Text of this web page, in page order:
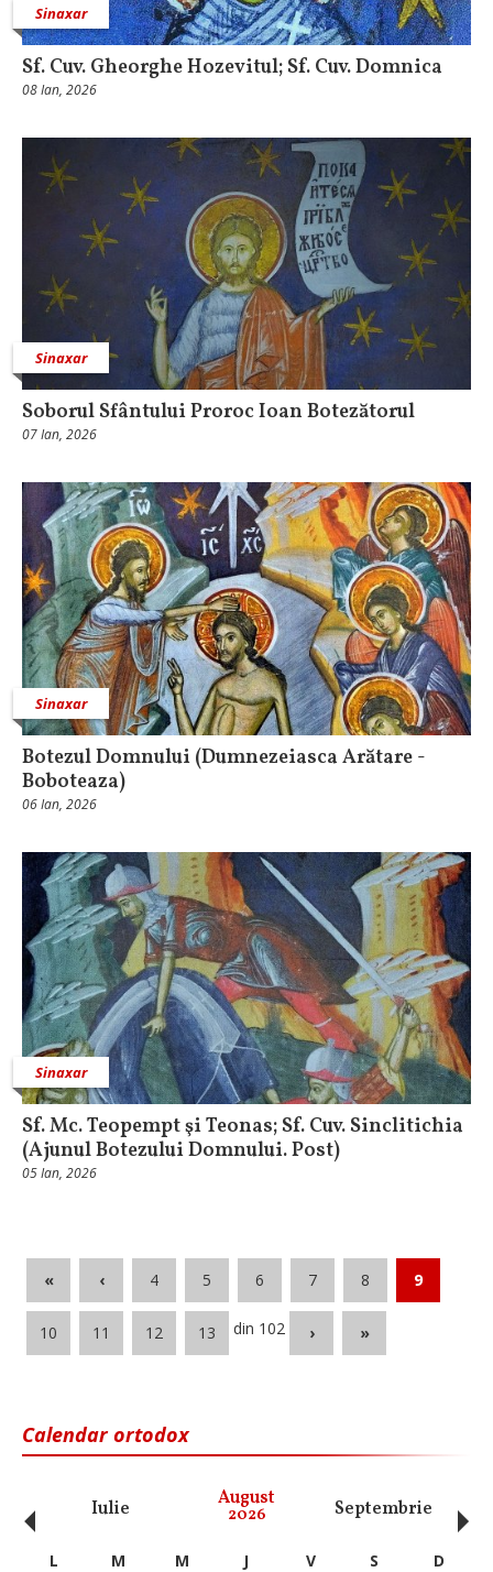
Sinaxar
Sf. Cuv. Gheorghe Hozevitul; Sf. Cuv. Domnica
08 Ian, 2026
Sinaxar
Soborul Sfântului Proroc Ioan Botezătorul
07 Ian, 2026
Sinaxar
Botezul Domnului (Dumnezeiasca Arătare -
Boboteaza)
06 Ian, 2026
Sinaxar
Sf. Mc. Teopempt şi Teonas; Sf. Cuv. Sinclitichia
(Ajunul Botezului Domnului. Post)
05 Ian, 2026
« ‹ 4 5 6 7 8 9
10 11 12 13 din 102 › »
Calendar ortodox
Iulie August
2026 Septembrie
‹ L M M J V S
D